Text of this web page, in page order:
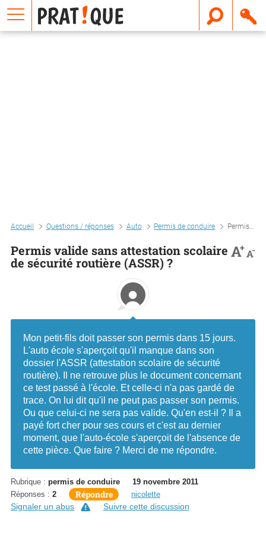
Accueil Questions / réponses Auto Permis de conduire Permis valide sans attestation scolaire de sécurité routière (assr) ?
Permis valide sans attestation scolaire
de sécurité routière (ASSR) ?
A+A-
Mon petit-fils doit passer son permis dans 15 jours.
L'auto école s'aperçoit qu'il manque dans son
dossier l'ASSR (attestation scolaire de sécurité
routière). Il ne retrouve plus le document concernant
ce test passé à l'école. Et celle-ci n'a pas gardé de
trace. On lui dit qu'il ne peut pas passer son permis.
Ou que celui-ci ne sera pas valide. Qu'en est-il ? Il a
payé fort cher pour ses cours et c'est au dernier
moment, que l'auto-école s'aperçoit de l'absence de
cette pièce. Que faire ? Merci de me répondre.
Rubrique : permis de conduire
19 novembre 2011
Réponses : 2 Répondre nicolette
Signaler un abus Suivre cette discussion
E
m
a